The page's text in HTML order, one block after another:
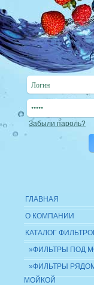
Забыли пароль?
ГЛАВНАЯ
О КОМПАНИИ
КАТАЛОГ
»ФИЛЬТРЫ ПОД
»ФИЛЬТРЫ
МОЙКОЙ